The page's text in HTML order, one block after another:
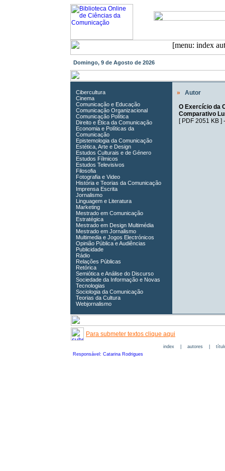
Domingo, 9 de Agosto de 2026
Cibercultura
Cinema
Comunicação e Educação
Comunicação Organizacional
Comunicação Política
Direito e Ética da Comunicação
Economia e Políticas da
Comunicação
Epistemologia da Comunicação
Estética, Arte e Design
Estudos Culturais e de Género
Estudos Fílmicos
Estudos Televisivos
Filosofia
Fotografia e Video
História e Teorias da Comunicação
Imprensa Escrita
Jornalismo
Linguagem e Literatura
Marketing
Mestrado em Comunicação
Estratégica
Mestrado em Design Multimédia
Mestrado em Jornalismo
Multimedia e Jogos Electrónicos
Opinião Pública e Audiências
Publicidade
Rádio
Relações Públicas
Retórica
Semiótica e Análise do Discurso
Sociedade da Informação e Novas
Tecnologias
Sociologia da Comunicação
Teorias da Cultura
Webjornalismo
»
Autor
O Exercício da
Comparativo
[ PDF 2051 KB]
Para submeter textos clique aqui
index| autores|